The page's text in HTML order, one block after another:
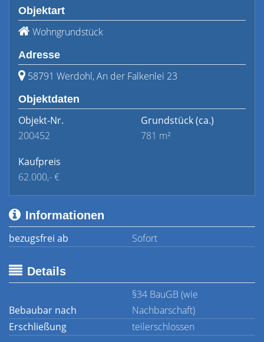
Objektart
Wohngrundstück
Adresse
58791 Werdohl, An der Falkenlei 23
Objektdaten
Objekt-Nr.
200452
Grundstück(ca.)
781 m²
Kaufpreis
62.000,- €
Informationen
bezugsfrei ab
Sofort
Details
Bebaubar nach
§34 BauGB (wie
Nachbarschaft)
Erschließung
teilerschlossen